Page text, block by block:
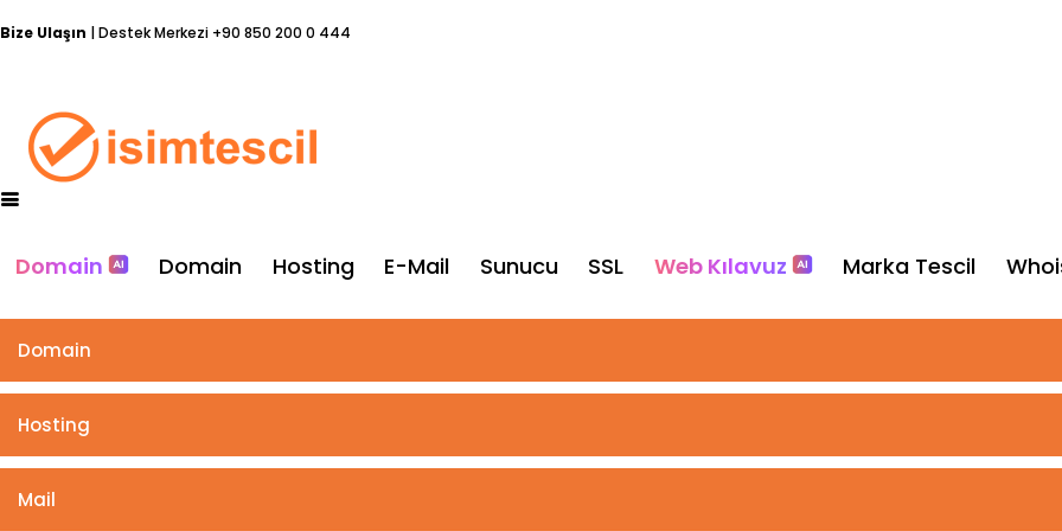
Bize Ulaşın | Destek Merkezi +90 850 200 0 444
Domain Domain Hosting E-Mail Sunucu SSL Web Kılavuz Marka Tescil
Domain
Hosting
Mail